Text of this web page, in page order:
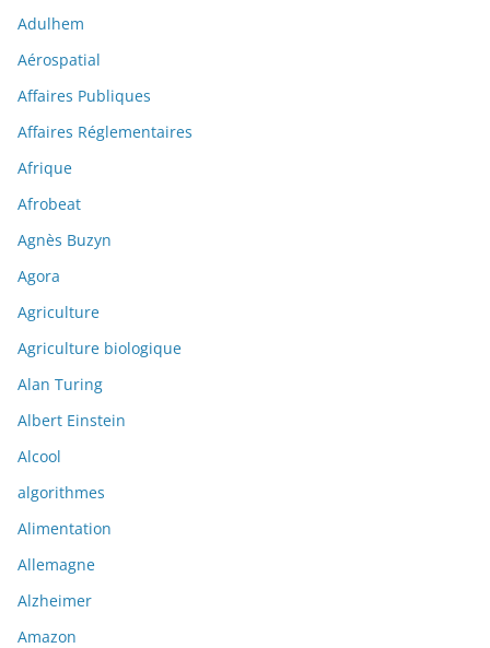
Adulhem
Aérospatial
Affaires Publiques
Affaires Réglementaires
Afrique
Afrobeat
Agnès Buzyn
Agora
Agriculture
Agriculture biologique
Alan Turing
Albert Einstein
Alcool
algorithmes
Alimentation
Allemagne
Alzheimer
Amazon